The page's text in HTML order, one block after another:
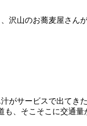
沢山のお蕎麦屋さ
がサービスで出て
、そこそこに交通